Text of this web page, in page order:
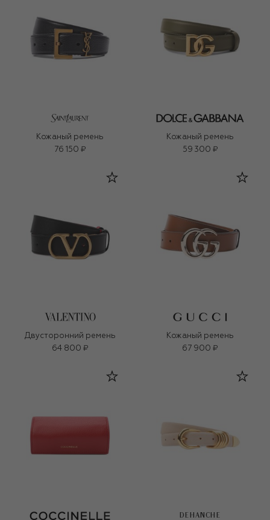
Кожаный ремень
76 150 ₽
Кожаный ремень
59 300 ₽
Двусторонний ремень
64 800 ₽
Кожаный ремень
67 900 ₽
DEHANCHE